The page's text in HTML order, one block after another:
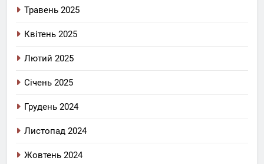
Травень 2025
Квітень 2025
Лютий 2025
Січень 2025
Грудень 2024
Листопад 2024
Жовтень 2024